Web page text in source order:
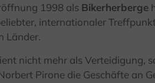
1998 als Bikerherberge
internationaler
Länder.
nicht mehr als Verteidigung,
Pirone die Geschäfte an